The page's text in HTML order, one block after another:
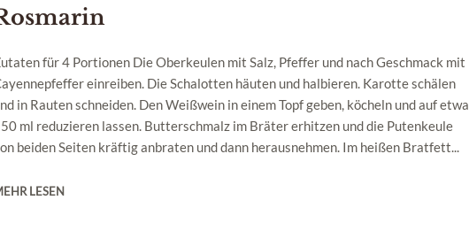
für 4 Portionen Die Oberkeulen mit Salz, Pfeffer und nach Geschmack mit
einreiben. Die Schalotten häuten und halbieren. Karotte schälen
in Rauten schneiden. Den Weißwein in einem Topf geben, köcheln und auf etwa
ml reduzieren lassen. Butterschmalz im Bräter erhitzen und die Putenkeule
beiden Seiten kräftig anbraten und dann herausnehmen. Im heißen Bratfett...
LESEN